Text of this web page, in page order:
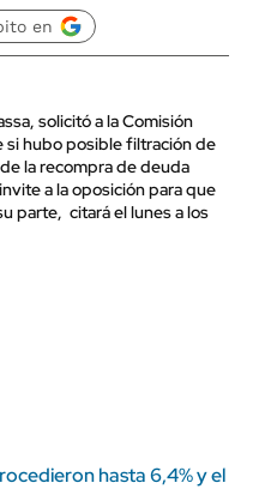
en
solicitó a la Comisión
si hubo posible filtración de
la recompra de deuda
a la oposición para que
parte, citará el lunes a los
hasta 6,4% y el